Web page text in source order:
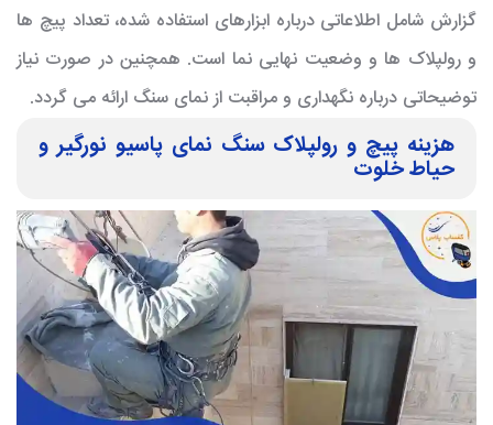
گزارش شامل اطلاعاتی درباره ابزارهای استفاده شده، تعداد پیچ ها
و رولپلاک ها و وضعیت نهایی نما است. همچنین در صورت نیاز
توضیحاتی درباره نگهداری و مراقبت از نمای سنگ ارائه می گردد.
هزینه پیچ و رولپلاک سنگ نمای پاسیو نورگیر و
حیاط خلوت